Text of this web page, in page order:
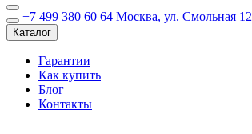
+7 499 380 60 64 Москва, ул. Смольная 12
Каталог
Гарантии
Как купить
Блог
Контакты